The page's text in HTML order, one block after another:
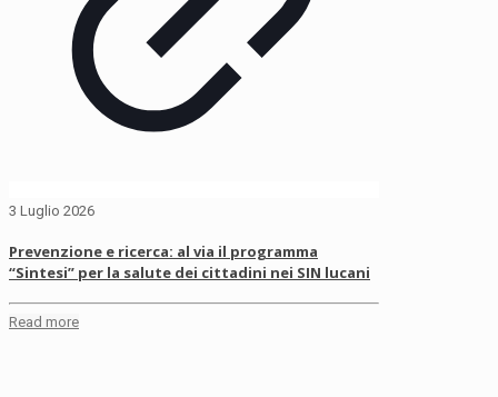
3 Luglio 2026
Prevenzione e ricerca: al via il programma
“Sintesi” per la salute dei cittadini nei SIN lucani
Read more